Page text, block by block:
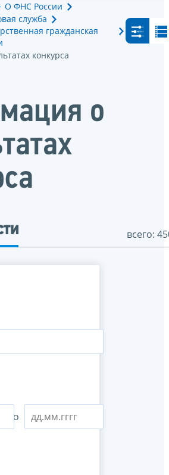
О ФНС России
служба
гражданская
конкурса
о
всего:
по